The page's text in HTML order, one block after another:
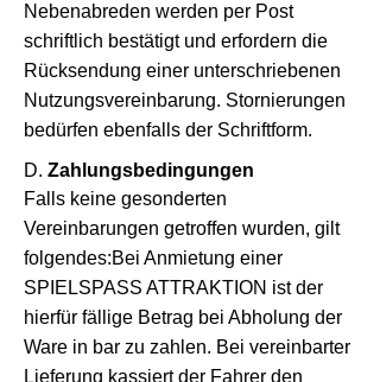
Nebenabreden werden per Post
schriftlich bestätigt und erfordern die
Rücksendung einer unterschriebenen
Nutzungsvereinbarung. Stornierungen
bedürfen ebenfalls der Schriftform.
D. Zahlungsbedingungen
Falls keine gesonderten
Vereinbarungen getroffen wurden, gilt
folgendes:Bei Anmietung einer
SPIELSPASS ATTRAKTION ist der
hierfür fällige Betrag bei Abholung der
Ware in bar zu zahlen. Bei vereinbarter
Lieferung kassiert der Fahrer den